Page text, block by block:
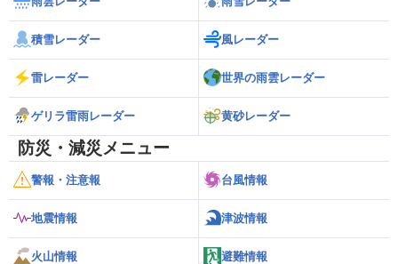
積雪レーダー 風レーダー
雷レーダー 世界の雨雲レーダー
ゲリラ雷雨レーダー 黄砂レーダー
防災・減災メニュー
警報・注意報 台風情報
地震情報 津波情報
火山情報 避難情報